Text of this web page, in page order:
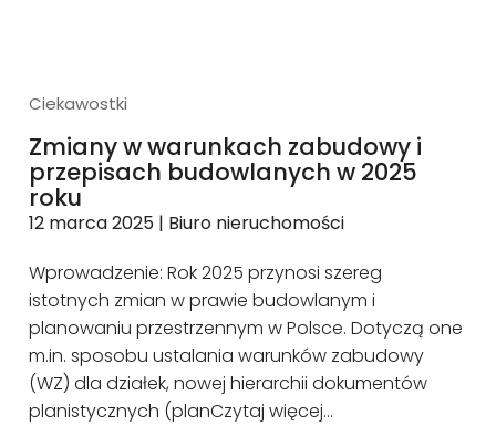
Ciekawostki
Zmiany w warunkach zabudowy i
przepisach budowlanych w 2025
roku
12 marca 2025 | Biuro nieruchomości
​Wprowadzenie: Rok 2025 przynosi szereg
istotnych zmian w prawie budowlanym i
planowaniu przestrzennym w Polsce. Dotyczą one
m.in. sposobu ustalania warunków zabudowy
(WZ) dla działek, nowej hierarchii dokumentów
planistycznych (planCzytaj więcej…